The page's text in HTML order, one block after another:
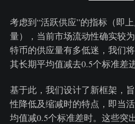
考虑到“活跃供应”的指标（即
量），当前市场流动性确实较
特币的供应量有多低迷，我们
其长期平均值减去0.5个标准差
基于此，我们设计了新框架，
性降低及缩减时的特点，即当
均值减0.5个标准差时。这些突